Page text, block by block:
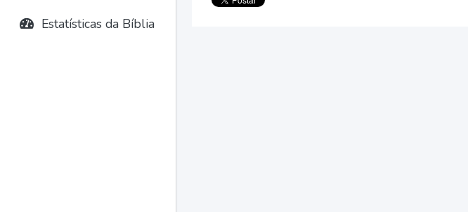
Estatísticas da Bíblia